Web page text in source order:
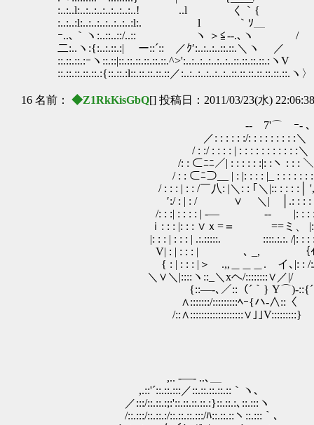
:..:..l:..:..:..:..:..:..:..! ..l く
:..:..:l:..:..:..:..:..:..:l:. l ｀ｿ
ｰ..､｀ヽ:..::..::/..:: ヽ ＞≦--.､ヽ /
二:..ヽ:{:..:.::.:| ー::´:: ／ｸ′:..:..:..::.::.＼ヽ ／
::.::.::.:ｰヽ::.::|::.::.::.::.::.::.^>':..:..:..:..:..:..::.::.::.::.:ヽV
::.::.::.::.::.:{::.::.:l::.::.::.::.::／:..:..:..:..:..:..::.::.::.::.::.::.::.ヽ〉
16 名前： ◆Z1RkKisGbQ[] 投稿日：2011/03/23(水)
-‐ 7'⌒ ｰ- ､
／: : : : : :/: : : : : : : : :＼
/ : :/ : : : : | : : : : : : : : : : :＼
/: : ⊂ﾆﾆ／| : : : : : :|: :ヽ : : : ＼
/ : : ⊂ﾆ⊃__ | : |: : : : |_ : : : : : : :
/ : : : | : : /￣八: |＼: : ｢＼|:: : : : :│ ',
′:/ : | : / ∨ ＼| │.: : : :
/: : :| : : : : | -― -- |: : : :
ｉ: : : |: : : ∨ｘ=＝ ==ミ、 |: :
|: : : | : : : | .:.:::::. ::::.:.:. /|: : : : :l
V| : | : : : | ､ _, ｛ｲ: : : :
{ : | : : : |＞ .,,＿＿＿. イ､|: : /
＼∨＼|::::ヽ::_＼xヘ/::::::::∨／|/
{::―-､／::（´｀} Y⌒)-
∧:::::::/:::::::::ﾍｰ{ハ-∧::〈
/::∧:::::::::::::::::::∨｣｣V:::::::::}
,.. -―- ..､＿
,.::'´::.::.:::／::.::.::.::.::｀ヽ､
／:::/::.::.:;:'::.::.::.::.:}::.::.:､::.:::ヽ
/::.:::/::.::.:/::.::.::.:::/ﾊ::.::.::ヽ::.:::｀、